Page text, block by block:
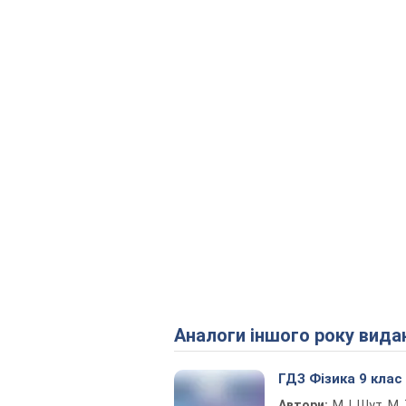
Аналоги іншого року
ГДЗ Фізика 9 клас